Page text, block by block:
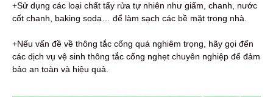
+Sử dụng các loại chất tẩy rửa tự nhiên như giấm, chanh, nước
cốt chanh, baking soda… để làm sạch các bề mặt trong nhà.
+Nếu vấn đề về thông tắc cống quá nghiêm trọng, hãy gọi đến
các dịch vụ vệ sinh thông tắc cống nghẹt chuyên nghiệp để đảm
bảo an toàn và hiệu quả.